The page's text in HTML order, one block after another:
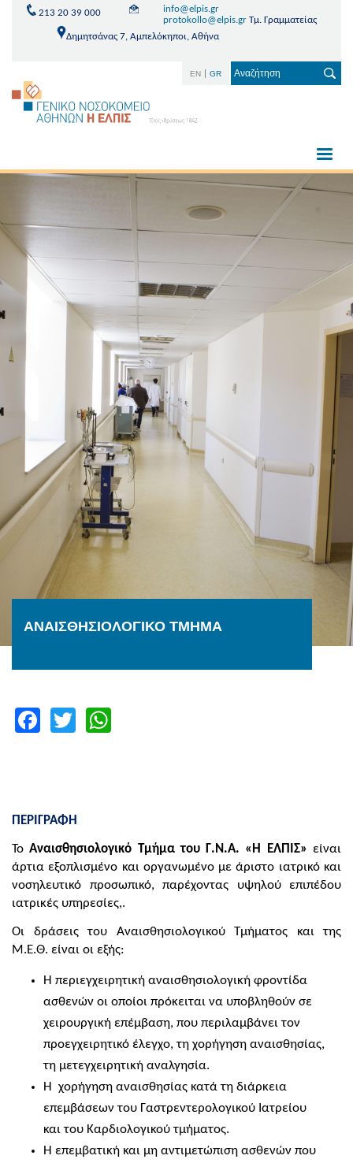
213 20 39 000
info@elpis.gr
protokollo@elpis.grΤμ. Γραμματείας
Δημητσάνας 7, Αμπελόκηποι, Αθήνα
EN GR
ΑΝΑΙΣΘΗΣΙΟΛΟΓΙΚΟ ΤΜΗΜΑ
Facebook
Twitter
ΠΕΡΙΓΡΑΦΗ
ΤοΑναισθησιολογικό Τμήματου Γ.Ν.Α. «Η ΕΛΠΙΣ» είναι
άρτια εξοπλισμένο και οργανωμένο με άριστο ιατρικό και
νοσηλευτικό προσωπικό, παρέχοντας υψηλού επιπέδου
ιατρικές υπηρεσίες,.
Οι δράσεις του Αναισθησιολογικού Τμήματος και της
Μ.Ε.Θ. είναι οι εξής:
Η περιεγχειρητική αναισθησιολογική φροντίδα
ασθενών οι οποίοι πρόκειται να υποβληθούν σε
χειρουργική επέμβαση, που περιλαμβάνει τον
προεγχειρητικό έλεγχο, τη χορήγηση αναισθησίας,
τη μετεγχειρητική αναλγησία.
Η χορήγηση αναισθησίας κατά τη διάρκεια
επεμβάσεων του Γαστρεντερολογικού Ιατρείου
και του Καρδιολογικού τμήματος.
Η επεμβατική και μη αντιμετώπιση ασθενών που